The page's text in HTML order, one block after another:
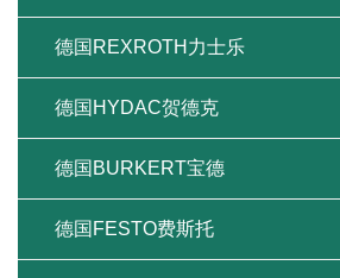
德国REXROTH力士乐
德国HYDAC贺德克
德国BURKERT宝德
德国FESTO费斯托